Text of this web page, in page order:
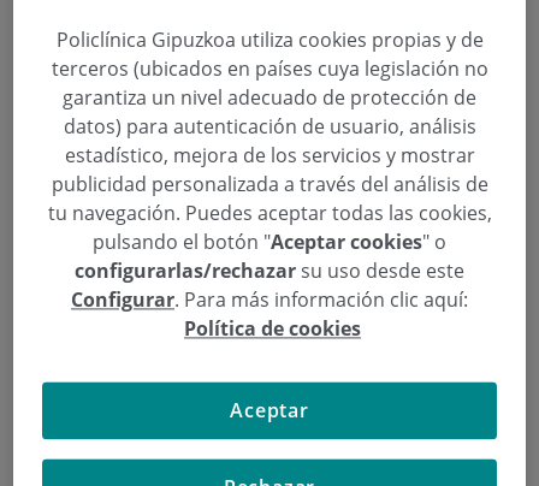
Porque el motor más perfecto
necesita el mejor equipo
Categoría:
Unidad de Corazón
30 de Octubre de 2014
Alberto Izaguirre Yarza ,Alberto Saenz Berbejillo,angioplastia,arterias
coronarias,autocontrol,cardiacos,cardiólogo,cirujanos ,Corazón,
diagnóstico,Dietista,Donostia / San Sebastián, Eduardo Alegría Ezquerra
Eduardo Uribe-Echeverría fisioterapeuta Garikoitz Lasa Larraya
hemodinámica,hemodinamistas,Ignacio Gallo Mezo,interauriculares
Montes-Jovellar Rovira,Juan Carlos Sanmartin Pena, Juan Ignacio Pérez-
Moreiras López,Luis Álvarez Cuesta,Luis Maria Gaviria Molinero ,Mariano
Larman Tellechea, Marta Fernández Fuentes Pablo Álvarez preparador físico
Rafael Tellería Eguibar,San Sebastián,Servicio de Hemodinámica
Unidad del Corazónde Policlínica Gipuzkoa está
formada por un equipo de profesionales de
Policlínica Gipuzkoa utiliza cookies propias y de
terceros (ubicados en países cuya legislación no
garantiza un nivel adecuado de protección de
datos) para autenticación de usuario, análisis
estadístico, mejora de los servicios y mostrar
publicidad personalizada a través del análisis de
tu navegación. Puedes aceptar todas las cookies,
pulsando el botón "Aceptar cookies" o
configurarlas/rechazarsu uso desde este
Configurar. Para más información clic aquí:
Política de cookies
Aceptar